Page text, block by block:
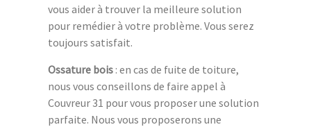
vous aider à trouver la meilleure solution
pour remédier à votre problème. Vous serez
toujours satisfait.
Ossature bois : en cas de fuite de toiture,
nous vous conseillons de faire appel à
Couvreur 31 pour vous proposer une solution
parfaite. Nous vous proposerons une